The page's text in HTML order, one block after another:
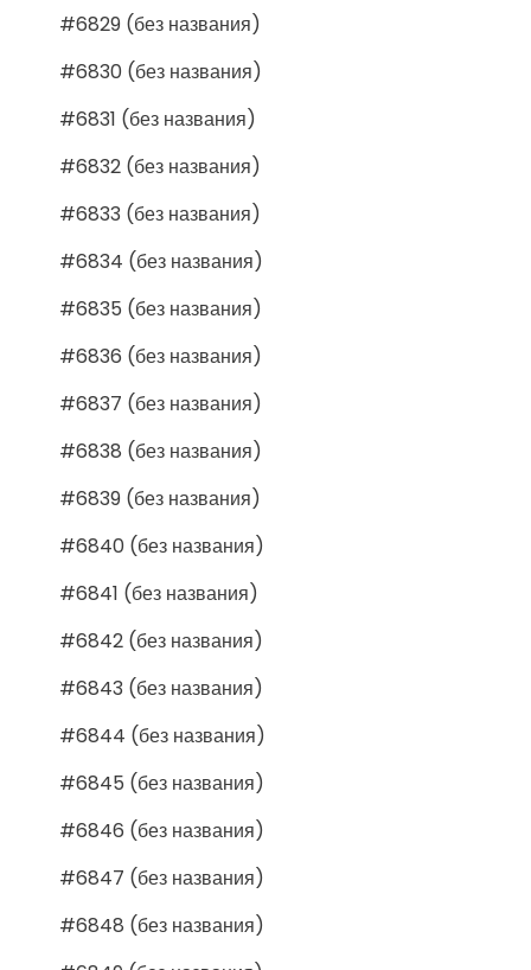
#6829 (без названия)
#6830 (без названия)
#6831 (без названия)
#6832 (без названия)
#6833 (без названия)
#6834 (без названия)
#6835 (без названия)
#6836 (без названия)
#6837 (без названия)
#6838 (без названия)
#6839 (без названия)
#6840 (без названия)
#6841 (без названия)
#6842 (без названия)
#6843 (без названия)
#6844 (без названия)
#6845 (без названия)
#6846 (без названия)
#6847 (без названия)
#6848 (без названия)